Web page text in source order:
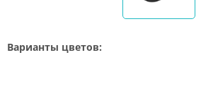
Варианты цветов: